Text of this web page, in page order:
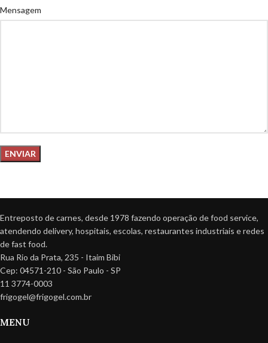
Mensagem
Entreposto de carnes, desde 1978 fazendo operação de food service,
atendendo delivery, hospitais, escolas, restaurantes industriais e redes
de fast food.
Rua Rio da Prata, 235 - Itaim Bibi
Cep: 04571-210 - São Paulo - SP
11 3774-0003
frigogel@frigogel.com.br
MENU